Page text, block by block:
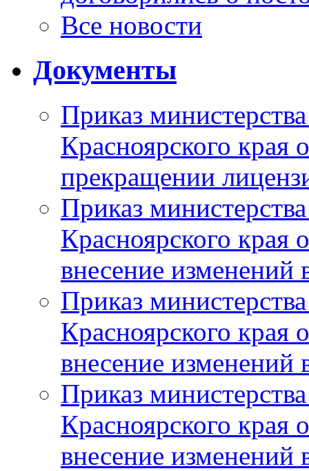
Все новости
Документы
Приказ
Красноярского
прекращении
Приказ
Красноярского
внесение изменений
Приказ
Красноярского
внесение изменений
Приказ
Красноярского
внесение изменений